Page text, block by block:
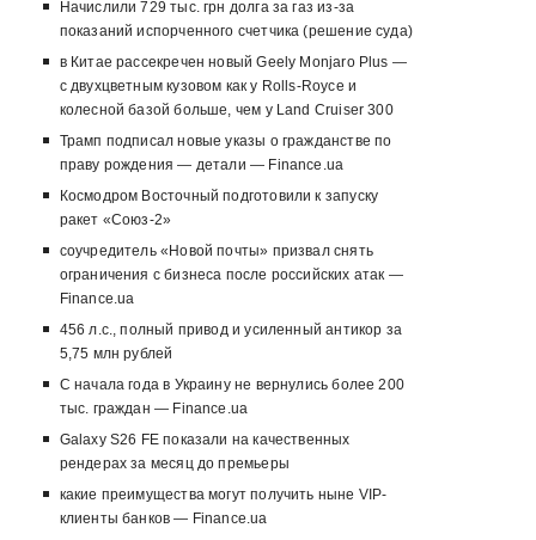
Начислили 729 тыс. грн долга за газ из-за
показаний испорченного счетчика (решение суда)
в Китае рассекречен новый Geely Monjaro Plus —
с двухцветным кузовом как у Rolls-Royce и
колесной базой больше, чем у Land Cruiser 300
Трамп подписал новые указы о гражданстве по
праву рождения — детали — Finance.ua
Космодром Восточный подготовили к запуску
ракет «Союз-2»
соучредитель «Новой почты» призвал снять
ограничения с бизнеса после российских атак —
Finance.ua
456 л.с., полный привод и усиленный антикор за
5,75 млн рублей
С начала года в Украину не вернулись более 200
тыс. граждан — Finance.ua
Galaxy S26 FE показали на качественных
рендерах за месяц до премьеры
какие преимущества могут получить ныне VIP-
клиенты банков — Finance.ua